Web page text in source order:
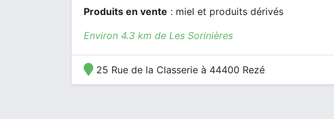
Produits en vente : miel et produits dérivés
Environ 4.3 km de Les Sorinières
25 Rue de la Classerie à 44400 Rezé